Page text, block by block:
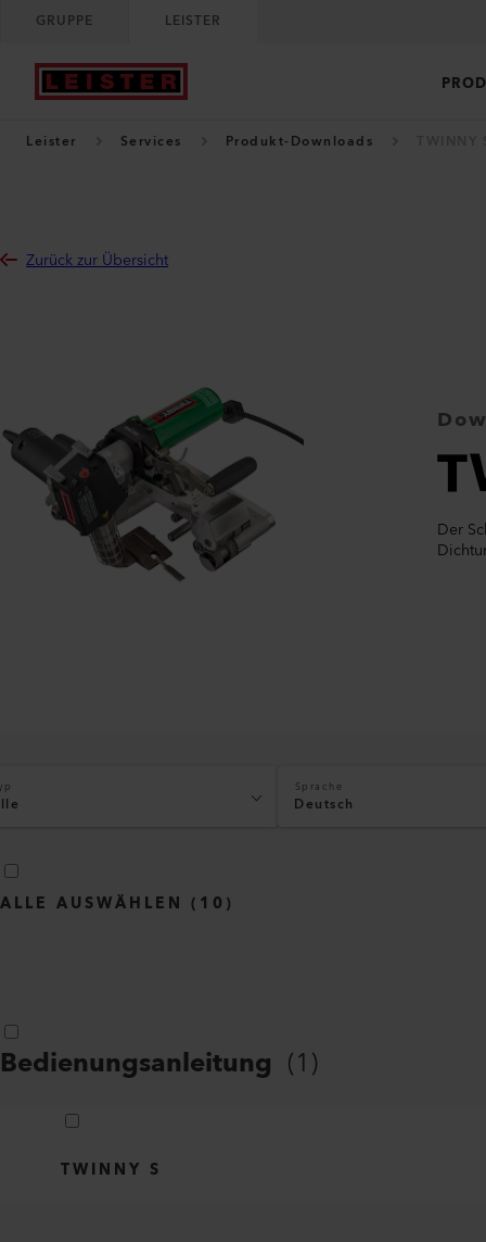
GRUPPE LEISTER
Leister Services Produkt-Downloads
Zurück zur Übersicht
Der
Sprache
Deutsch
ALLE AUSWÄHLEN ( 10 )
Bedienungsanleitung (1)
TWINNY S